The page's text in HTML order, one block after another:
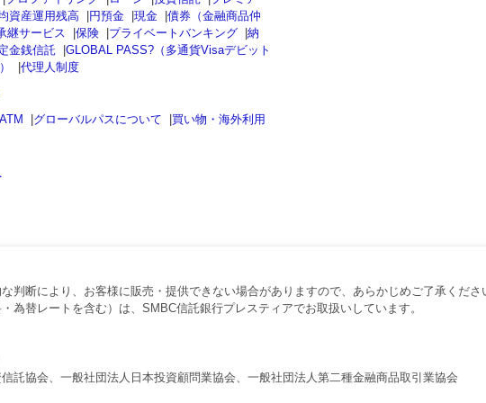
資産運用残高 |円預金 |現金 |債券（金融商品仲
継サービス |保険 |プライベートバンキング |納
金銭信託 |GLOBAL PASS?（多通貨Visaデビット
|代理人制度
|グローバルパスについて |買い物・海外利用
判断により、お客様に販売・提供できない場合がありますので、あらかじめご了承くださ
為替レートを含む）は、SMBC信託銀行プレスティアでお取扱いしています。
託協会、一般社団法人日本投資顧問業協会、一般社団法人第二種金融商品取引業協会